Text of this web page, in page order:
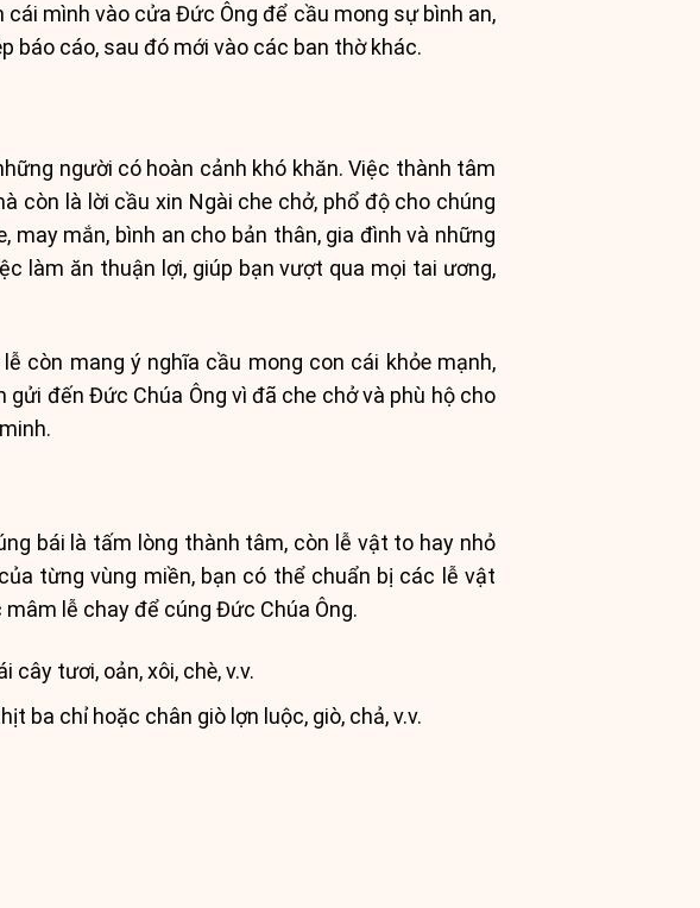
cái mình vào cửa Đức Ông để cầu mong sự bình an,
báo cáo, sau đó mới vào các ban thờ khác.
người có hoàn cảnh khó khăn. Việc thành tâm
còn là lời cầu xin Ngài che chở, phổ độ cho chúng
mắn, bình an cho bản thân, gia đình và những
làm ăn thuận lợi, giúp bạn vượt qua mọi tai ương,
còn mang ý nghĩa cầu mong con cái khỏe mạnh,
đến Đức Chúa Ông vì đã che chở và phù hộ cho
bái là tấm lòng thành tâm, còn lễ vật to hay nhỏ
từng vùng miền, bạn có thể chuẩn bị các lễ vật
lễ chay để cúng Đức Chúa Ông.
tươi, oản, xôi, chè, v.v.
ba chỉ hoặc chân giò lợn luộc, giò, chả, v.v.